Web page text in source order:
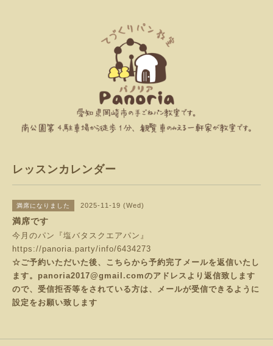
レッスンカレンダー
満席になりました 2025-11-19 (Wed)
満席です
今月のパン『塩バタスクエアパン』
https://panoria.party/info/6434273
☆ご予約いただいた後、こちらから予約完了メールを返信いたし
ます。panoria2017@gmail.comのアドレスより返信致します
ので、受信拒否等をされている方は、メールが受信できるように
設定をお願い致します